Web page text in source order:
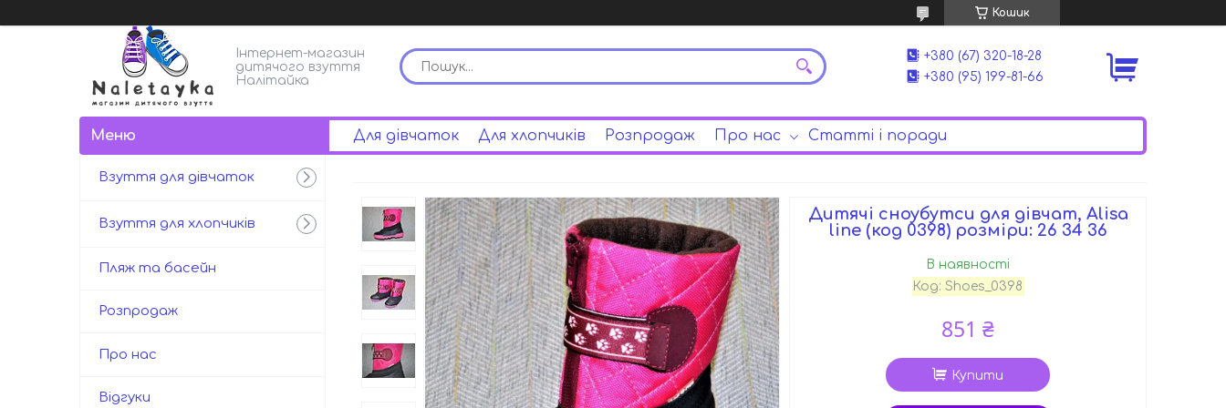
Кошик
Інтернет-магазин
дитячого взуття
Налітайка
+380 (67) 320-18-28
+380 (95) 199-81-66
Для дівчаток Для хлопчиків Розпродаж Про нас Статті і поради
Дитячі сноубутси для дівчат, Alisa
line (код 0398) розміри: 26 34 36
В наявності
Код: Shoes_0398
851 ₴
Купити
Взуття для дівчаток
Взуття для хлопчиків
Пляж та басейн
Розпродаж
Про нас
Відгуки